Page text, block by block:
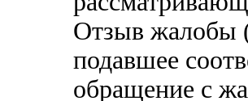
Отзыв жалобы
подавшее
обращение с